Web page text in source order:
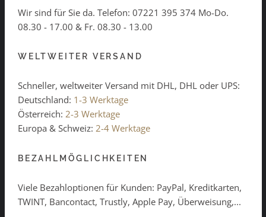
Wir sind für Sie da. Telefon: 07221 395 374 Mo-Do.
08.30 - 17.00 & Fr. 08.30 - 13.00
WELTWEITER VERSAND
Schneller, weltweiter Versand mit DHL, DHL oder UPS:
Deutschland: 1-3 Werktage
Österreich: 2-3 Werktage
Europa & Schweiz: 2-4 Werktage
BEZAHLMÖGLICHKEITEN
Viele Bezahloptionen für Kunden: PayPal, Kreditkarten,
TWINT, Bancontact, Trustly, Apple Pay, Überweisung,...